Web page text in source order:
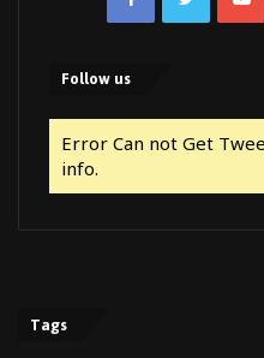
Follow us
Error Can not Get
info.
Tags